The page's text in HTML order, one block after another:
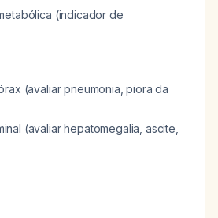
(indicador de
(avaliar pneumonia, piora da
(avaliar hepatomegalia, ascite,